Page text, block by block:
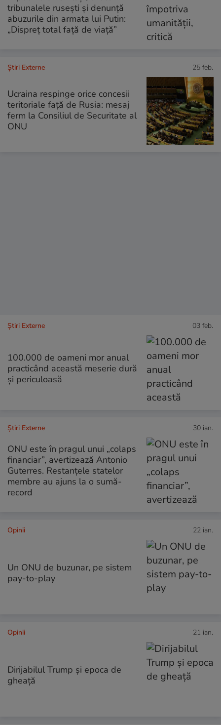
tribunalele rusești și denunță
abuzurile din armata lui Putin:
„Dispreț total față de viață”
Știri Externe 25 feb.
Ucraina respinge orice concesii
teritoriale față de Rusia: mesaj
ferm la Consiliul de Securitate al
ONU
Știri Externe 03 feb.
100.000 de oameni mor anual
practicând această meserie dură
și periculoasă
Știri Externe 30 ian.
ONU este în pragul unui „colaps
financiar”, avertizează Antonio
Guterres. Restanțele statelor
membre au ajuns la o sumă-
record
Opinii 22 ian.
Un ONU de buzunar, pe sistem
pay-to-play
Opinii 21 ian.
Dirijabilul Trump și epoca de
gheață